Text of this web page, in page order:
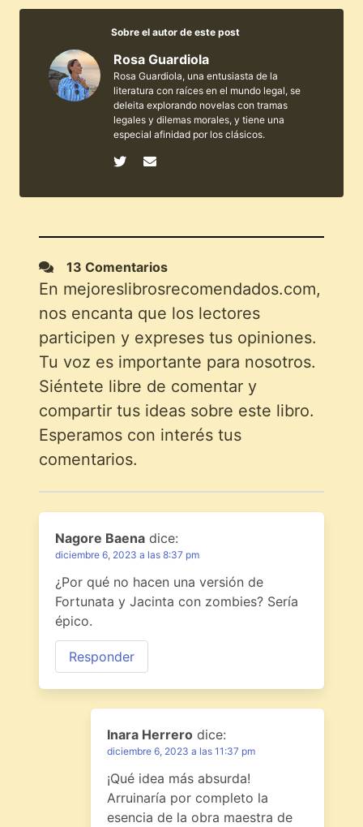
Sobre el autor de este post
Rosa Guardiola
Rosa Guardiola, una entusiasta de la
literatura con raíces en el mundo legal, se
deleita explorando novelas con tramas
legales y dilemas morales, y tiene una
especial afinidad por los clásicos.
13 Comentarios
En mejoreslibrosrecomendados.com,
nos encanta que los lectores
participen y expreses tus opiniones.
Tu voz es importante para nosotros.
Siéntete libre de comentar y
compartir tus ideas sobre este libro.
Esperamos con interés tus
comentarios.
Nagore Baena dice:
diciembre 6, 2023 a las 8:37 pm
¿Por qué no hacen una versión de
Fortunata y Jacinta con zombies? Sería
épico.
Responder
Inara Herrero dice:
diciembre 6, 2023 a las 11:37 pm
¡Qué idea más absurda!
Arruinaría por completo la
esencia de la obra maestra de